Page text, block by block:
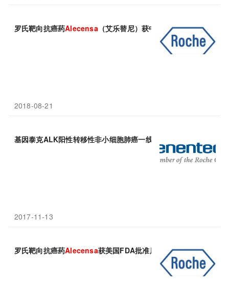
罗氏靶向抗癌药Alecensa（艾乐替尼）获中国批准，治疗ALK阳
2018-08-21
基因泰克ALK阳性转移性非小细胞肺癌一线药物
2017-11-13
罗氏靶向抗癌药Alecensa获美国FDA批准用于一线治疗